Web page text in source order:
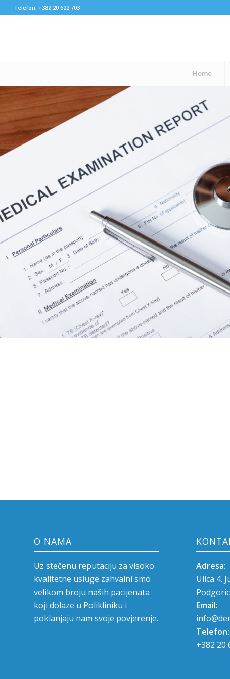
Telefon: +382 20 622 703
Home
O NAMA
Uz stečenu reputaciju za visoko
kvalitetne usluge zahvalni smo
velikom broju naših pacijenata
koji dolaze u Polikliniku i
poklanjaju nam svoje povjerenje.
Adresa:
Ulica 4.
Email:
Telefon:
+382 20